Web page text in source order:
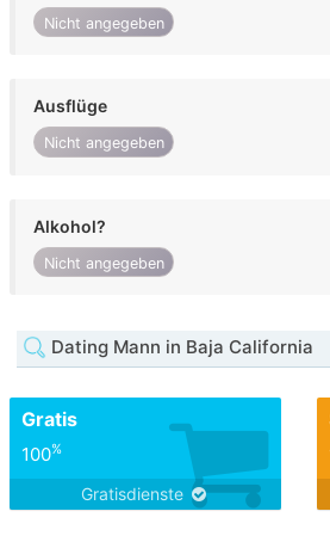
Nicht angegeben
Ausflüge
Nicht angegeben
Alkohol?
Nicht angegeben
Dating Mann in Baja California
Gratis
100%
Gratisdienste